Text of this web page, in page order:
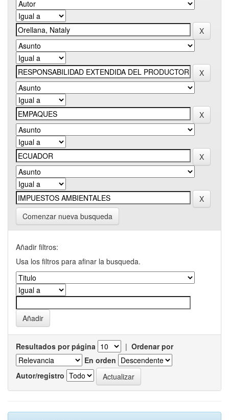
Comenzar nueva busqueda
Añadir filtros:
Usa los filtros para afinar la busqueda.
Resultados por página | Ordenar por
En orden
Autor/registro